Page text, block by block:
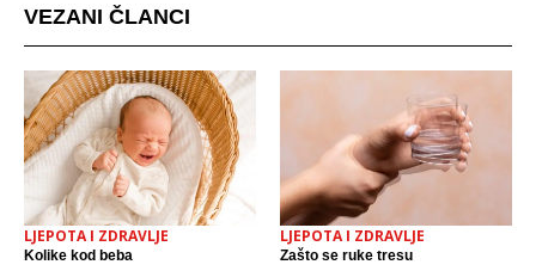
VEZANI ČLANCI
LJEPOTA I ZDRAVLJE
Kolike kod beba
LJEPOTA I ZDRAVLJE
Zašto se ruke tresu